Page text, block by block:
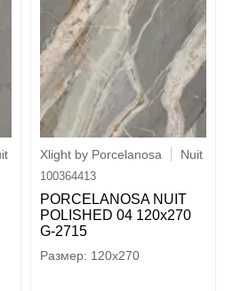
Xlight by Porcelanosa Nuit
100364413
PORCELANOSA NUIT
POLISHED 04 120х270
G-2715
120x270